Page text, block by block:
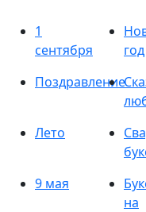
1
сентября
год
Поздравление
Лето
9 мая
на